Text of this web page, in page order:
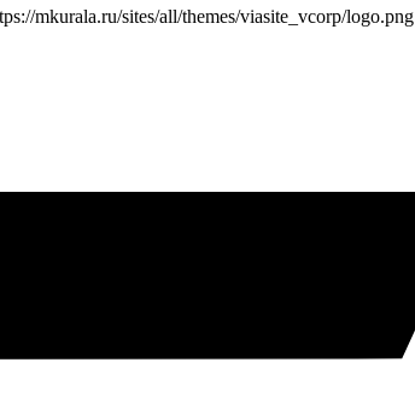
mkurala.ru/sites/all/themes/viasite_vcorp/logo.png